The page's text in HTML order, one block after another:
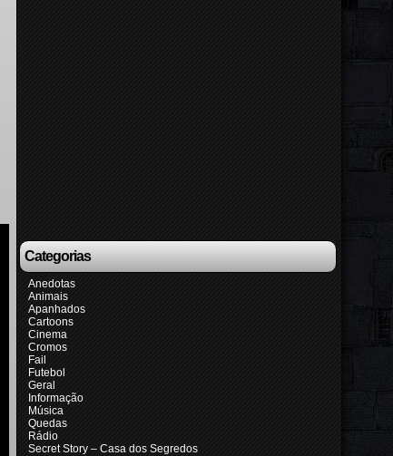
Categorias
Anedotas
Animais
Apanhados
Cartoons
Cinema
Cromos
Fail
Futebol
Geral
Informação
Música
Quedas
Rádio
Secret Story – Casa dos Segredos